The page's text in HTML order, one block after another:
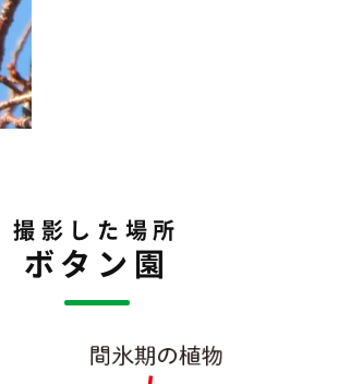
撮影した場所
ボタン園